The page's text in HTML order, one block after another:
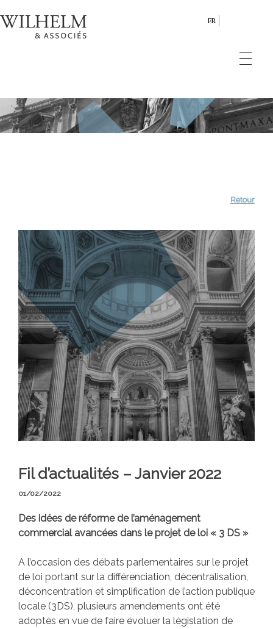
FR
Retour
Fil d’actualités – Janvier 2022
01/02/2022
Des idées de réforme de l’aménagement
commercial avancées dans le projet de loi « 3 DS »
A l’occasion des débats parlementaires sur le projet
de loi portant sur la différenciation, décentralisation,
déconcentration et simplification de l’action publique
locale (3DS), plusieurs amendements ont été
adoptés en vue de faire évoluer la législation de